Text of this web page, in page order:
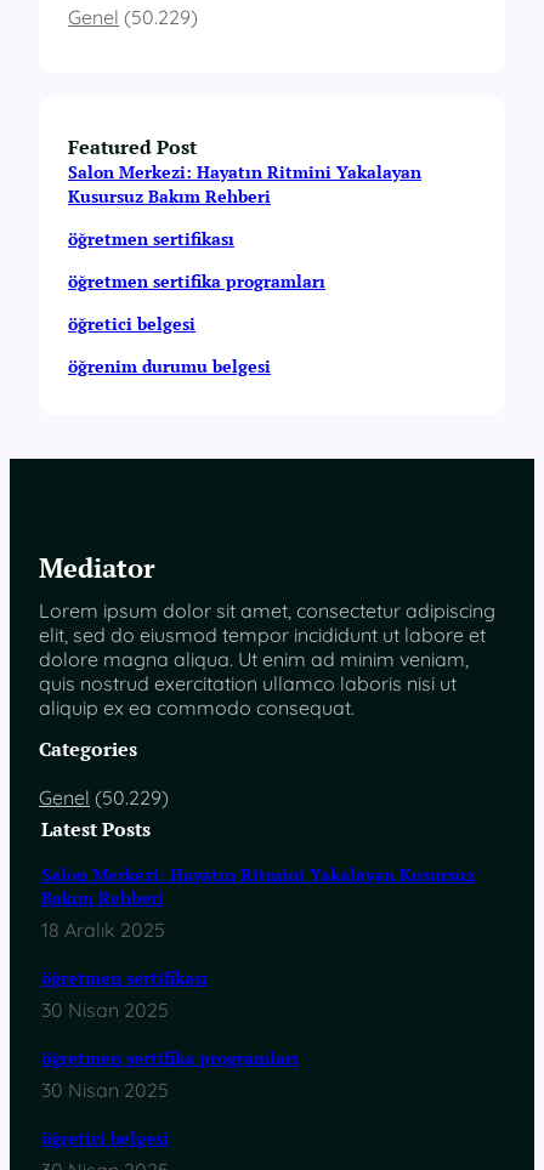
Genel (50.229)
Featured Post
Salon Merkezi: Hayatın Ritmini Yakalayan
Kusursuz Bakım Rehberi
öğretmen sertifikası
öğretmen sertifika programları
öğretici belgesi
öğrenim durumu belgesi
Mediator
Lorem ipsum dolor sit amet, consectetur adipiscing
elit, sed do eiusmod tempor incididunt ut labore et
dolore magna aliqua. Ut enim ad minim veniam,
quis nostrud exercitation ullamco laboris nisi ut
aliquip ex ea commodo consequat.
Categories
Genel (50.229)
Latest Posts
Salon Merkezi: Hayatın Ritmini Yakalayan Kusursuz
Bakım Rehberi
18 Aralık 2025
öğretmen sertifikası
30 Nisan 2025
öğretmen sertifika programları
30 Nisan 2025
öğretici belgesi